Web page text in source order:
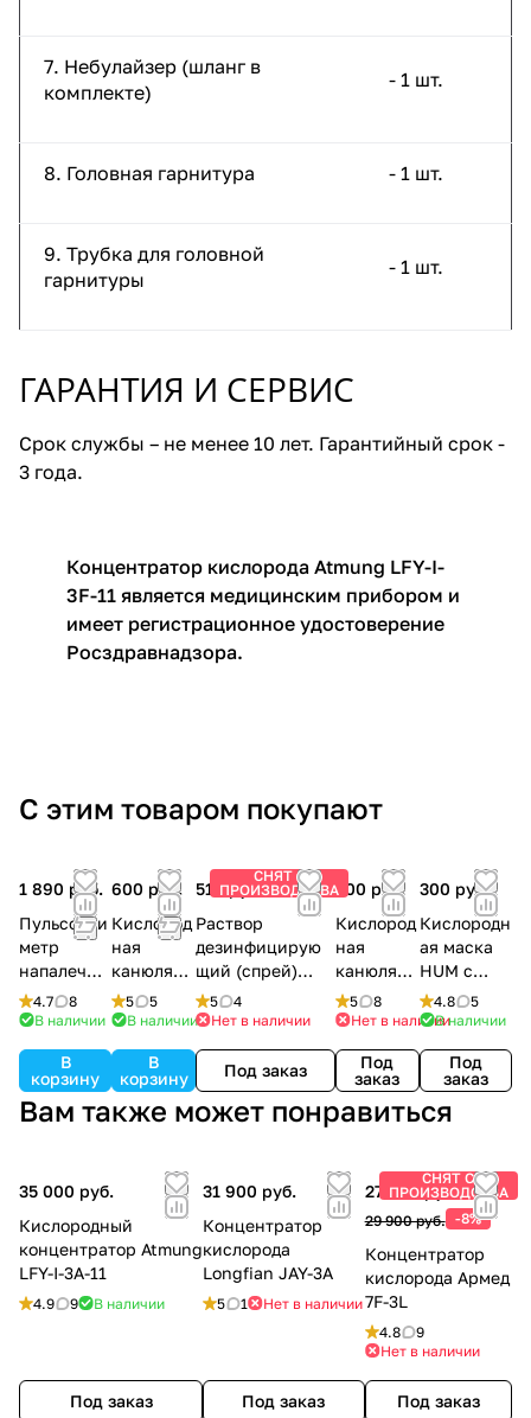
7. Небулайзер (шланг в
комплекте)
- 1 шт.
8. Головная гарнитура - 1 шт.
9. Трубка для головной
гарнитуры
- 1 шт.
ГАРАНТИЯ И СЕРВИС
Срок службы – не менее 10 лет. Гарантийный срок -
3 года.
Концентратор кислорода Atmung LFY-I-
3F-11 является медицинским прибором и
имеет регистрационное удостоверение
Росздравнадзора.
С этим товаром покупают
1 890 руб.
Пульсокси
метр
напалечны
й
MD300C12
4.7
8
В наличии
В
корзину
600 руб.
Кислород
ная
канюля
назальна
я 5 м
5
5
В наличии
В
корзину
СНЯТ С
ПРОИЗВОДСТВА
510 руб.
Раствор
дезинфицирую
щий (спрей)
OXYGEN PLUS,
150 мл.
5
4
Нет в наличии
Под заказ
300 руб.
Кислород
ная
канюля
назальна
я 2 м
5
8
Нет в наличии
Под
заказ
300 руб.
Кислородн
ая маска
HUM с
трубкой 2
м
4.8
5
В наличии
Под
заказ
Вам также может понравиться
35 000 руб.
Кислородный
концентратор Atmung
LFY-I-3A-11
4.9 9 В наличии
Под заказ
31 900 руб.
Концентратор
кислорода
Longfian JAY-3A
5 1 Нет в наличии
Под заказ
СНЯТ С
ПРОИЗВОДСТВА
27 600 руб.
29 900 руб. -8%
Концентратор
кислорода Армед
7F-3L
4.8
9
Нет в наличии
Под заказ